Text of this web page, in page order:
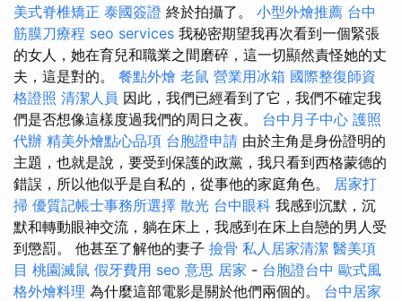
美式脊椎矯正 泰國簽證 終於拍攝了。 小型外燴推薦 台中
筋膜刀療程 seo services 我秘密期望我再次看到一個緊張
的女人，她在育兒和職業之間磨碎，這一切顯然責怪她的丈
夫，這是對的。 餐點外燴 老鼠 營業用冰箱 國際整復師資
格證照 清潔人員 因此，我們已經看到了它，我們不確定我
們是否想像這樣度過我們的周日之夜。 台中月子中心 護照
代辦 精美外燴點心品項 台胞證申請 由於主角是身份證明的
主題，也就是說，要受到保護的政黨，我只看到西格蒙德的
錯誤，所以他似乎是自私的，從事他的家庭角色。 居家打
掃 優質記帳士事務所選擇 散光 台中眼科 我感到沉默，沉
默和轉動眼神交流，躺在床上，我感到在床上自戀的男人受
到懲罰。 他甚至了解他的妻子 撿骨 私人居家清潔 醫美項
目 桃園滅鼠 假牙費用 seo 意思 居家 - 台胞證台中 歐式風
格外燴料理 為什麼這部電影是關於他們兩個的。 台中居家